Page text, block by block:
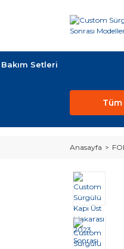
Bakım Setleri
Anasayfa